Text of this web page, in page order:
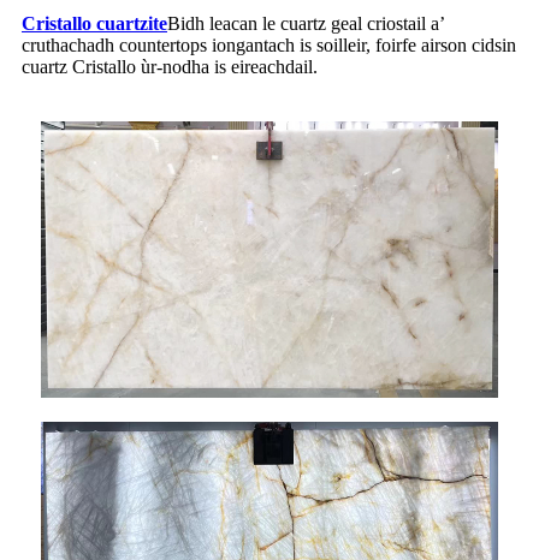
Cristallo cuartziteBidh leacan le cuartz geal criostail a’
cruthachadh countertops iongantach is soilleir, foirfe airson cidsin
cuartz Cristallo ùr-nodha is eireachdail.